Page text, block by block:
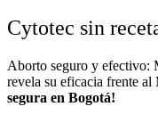
Cytotec sin
Aborto seguro y efectivo:
revela su eficacia frente al
segura en Bogotá!